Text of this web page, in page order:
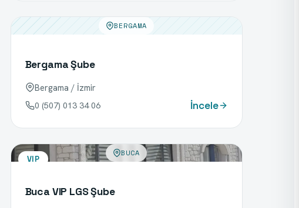
BERGAMA
Bergama Şube
Bergama / İzmir
0 (507) 013 34 06 İncele
VIP
BUCA
Buca VIP LGS Şube